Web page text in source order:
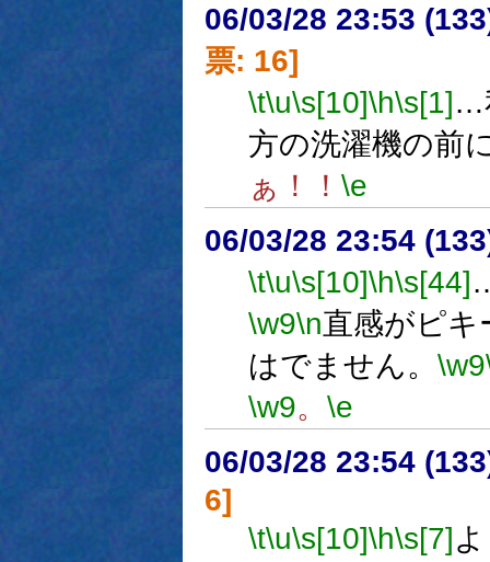
06/03/28 23:53
票: 16]
\t\u\s[10]\h\s[1]…
方の洗濯機の前
ぁ！！ \e
06/03/28 23:54
\t\u\s[10]\h\s[44]
\w9\n直感がピ
はでません。 \w9
\w9。 \e
06/03/28 23:54
6]
\t\u\s[10]\h\s[7]